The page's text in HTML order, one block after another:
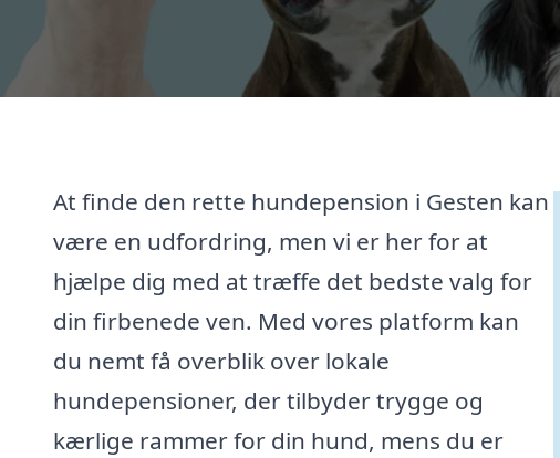
At finde den rette hundepension i Gesten kan
være en udfordring, men vi er her for at
hjælpe dig med at træffe det bedste valg for
din firbenede ven. Med vores platform kan
du nemt få overblik over lokale
hundepensioner, der tilbyder trygge og
kærlige rammer for din hund, mens du er